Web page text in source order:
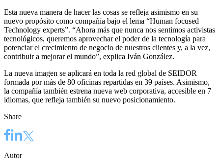
Esta nueva manera de hacer las cosas se refleja asimismo en su
nuevo propósito como compañía bajo el lema “Human focused
Technology experts”. “Ahora más que nunca nos sentimos activistas
tecnológicos, queremos aprovechar el poder de la tecnología para
potenciar el crecimiento de negocio de nuestros clientes y, a la vez,
contribuir a mejorar el mundo”, explica Iván González.
La nueva imagen se aplicará en toda la red global de SEIDOR
formada por más de 80 oficinas repartidas en 39 países. Asimismo,
la compañía también estrena nueva web corporativa, accesible en 7
idiomas, que refleja también su nuevo posicionamiento.
Share
Autor